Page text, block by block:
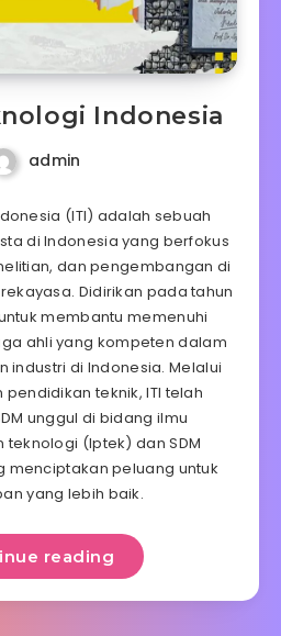
Indonesia
admin
(ITI) adalah sebuah
di Indonesia yang berfokus
dan pengembangan di
Didirikan pada tahun
membantu memenuhi
ahli yang kompeten dalam
industri di Indonesia. Melalui
teknik, ITI telah
unggul di bidang ilmu
(Iptek) dan SDM
menciptakan peluang untuk
yang lebih baik.
reading